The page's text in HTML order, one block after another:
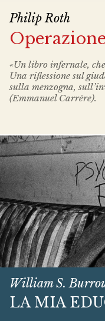
Philip Roth
«Un libro infernale,
Una riflessione sul
sulla menzogna,
(Emmanuel Carrère).
William S.
LA MIA